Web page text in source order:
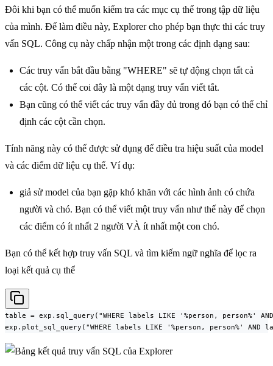
Đôi khi bạn có thể muốn kiểm tra các mục cụ thể trong tập dữ liệu
của mình. Để làm điều này, Explorer cho phép bạn thực thi các truy
vấn SQL. Công cụ này chấp nhận một trong các định dạng sau:
Các truy vấn bắt đầu bằng "WHERE" sẽ tự động chọn tất cả
các cột. Có thể coi đây là một dạng truy vấn viết tắt.
Bạn cũng có thể viết các truy vấn đầy đủ trong đó bạn có thể chỉ
định các cột cần chọn.
Tính năng này có thể được sử dụng để điều tra hiệu suất của model
và các điểm dữ liệu cụ thể. Ví dụ:
giả sử model của bạn gặp khó khăn với các hình ảnh có chứa
người và chó. Bạn có thể viết một truy vấn như thế này để chọn
các điểm có ít nhất 2 người VÀ ít nhất một con chó.
Bạn có thể kết hợp truy vấn SQL và tìm kiếm ngữ nghĩa để lọc ra
loại kết quả cụ thể
table = exp.sql_query("WHERE labels LIKE '%person, person%'
exp.plot_sql_query("WHERE labels LIKE '%person, person%'